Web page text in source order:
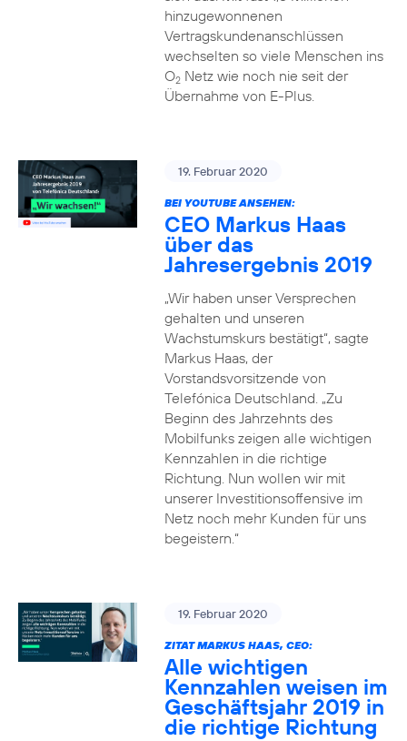
hinzugewonnenen
Vertragskundenanschlüssen
wechselten so viele Menschen ins
O2Netz wie noch nie seit der
Übernahme von E-Plus.
19. Februar 2020
BEI YOUTUBE ANSEHEN:
CEO Markus Haas
über das
Jahresergebnis 2019
„Wir haben unser Versprechen
gehalten und unseren
Wachstumskurs bestätigt“, sagte
Markus Haas, der
Vorstandsvorsitzende von
Telefónica Deutschland. „Zu
Beginn des Jahrzehnts des
Mobilfunks zeigen alle wichtigen
Kennzahlen in die richtige
Richtung. Nun wollen wir mit
unserer Investitionsoffensive im
Netz noch mehr Kunden für uns
begeistern.“
19. Februar 2020
ZITAT MARKUS HAAS, CEO:
Alle wichtigen
Kennzahlen weisen im
Geschäftsjahr 2019 in
die richtige Richtung